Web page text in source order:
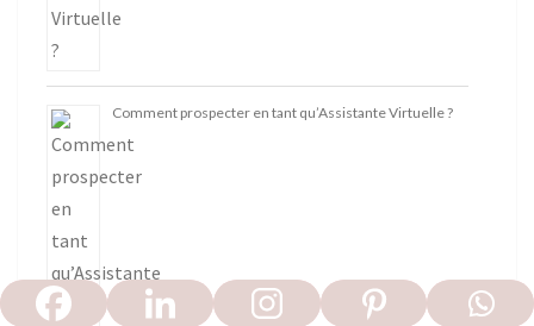
Comment prospecter en tant qu’Assistante Virtuelle ?